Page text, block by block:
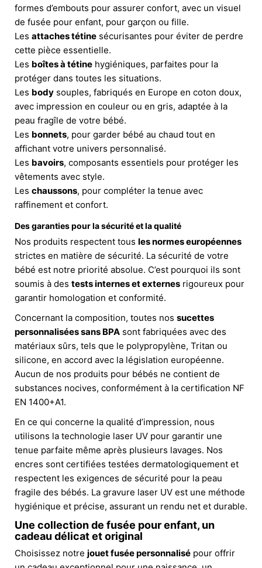
formes d’embouts pour assurer confort, avec un visuel
de fusée pour enfant, pour garçon ou fille.
Les attaches tétine sécurisantes pour éviter de perdre
cette pièce essentielle.
Les boîtes à tétine hygiéniques, parfaites pour la
protéger dans toutes les situations.
Les body souples, fabriqués en Europe en coton doux,
avec impression en couleur ou en gris, adaptée à la
peau fragîle de votre bébé.
Les bonnets, pour garder bébé au chaud tout en
affichant votre univers personnalisé.
Les bavoirs, composants essentiels pour protéger les
vêtements avec style.
Les chaussons, pour compléter la tenue avec
raffinement et confort.
Des garanties pour la sécurité et la qualité
Nos produits respectent tous les normes européennes
strictes en matière de sécurité. La sécurité de votre
bébé est notre priorité absolue. C’est pourquoi ils sont
soumis à des tests internes et externes rigoureux pour
garantir homologation et conformité.
Concernant la composition, toutes nos sucettes
personnalisées sans BPA sont fabriquées avec des
matériaux sûrs, tels que le polypropylène, Tritan ou
silicone, en accord avec la législation européenne.
Aucun de nos produits pour bébés ne contient de
substances nocives, conformément à la certification NF
EN 1400+A1.
En ce qui concerne la qualité d’impression, nous
utilisons la technologie laser UV pour garantir une
tenue parfaite même après plusieurs lavages. Nos
encres sont certifiées testées dermatologiquement et
respectent les exigences de sécurité pour la peau
fragile des bébés. La gravure laser UV est une méthode
hygiénique et précise, assurant un rendu net et durable.
Une collection de fusée pour enfant, un
cadeau délicat et original
Choisissez notre jouet fusée personnalisé pour offrir